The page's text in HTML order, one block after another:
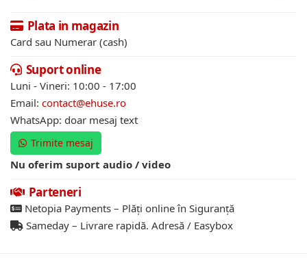
Plata in magazin
Card sau Numerar (cash)
Suport online
Luni - Vineri: 10:00 - 17:00
Email: contact@ehuse.ro
WhatsApp: doar mesaj text
Trimite mesaj
Nu oferim suport audio / video
Parteneri
Netopia Payments – Plăți online în Siguranță
Sameday – Livrare rapidă. Adresă / Easybox